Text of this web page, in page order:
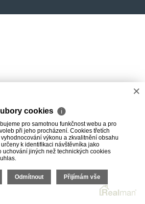
×
cookies ℹ
pro samotnou funkčnost webu a pro
při jeho procházení. Cookies třetích
výkonu a zkvalitnění obsahu
k identifikaci návštěvníka jako
uchování jiných než technických cookies
Odmítnout Přijímám vše